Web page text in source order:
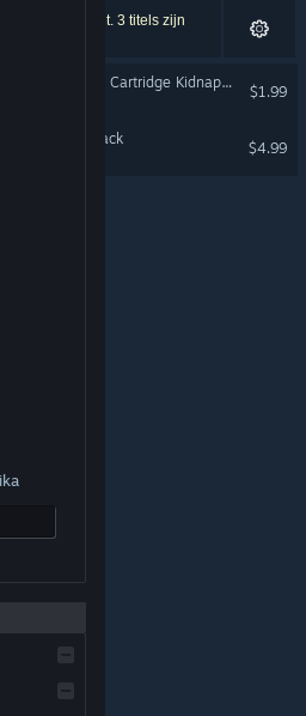
app
Alle
je zoekopdracht. 3 titels zijn
DUCK: Dangerous Ultimate Cartridge Kidnapper Soundtrack
$1.99
Soundtrack
$4.99